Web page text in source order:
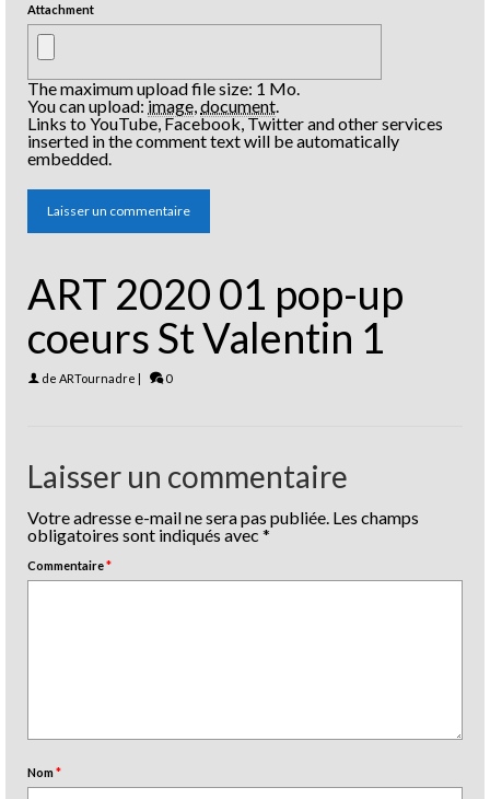
Attachment
The maximum upload file size: 1 Mo.
You can upload:image document
Links to YouTube, Facebook, Twitter and other services
inserted in the comment text will be automatically
embedded.
ART 2020 01 pop-up
coeurs St Valentin 1
de ARTournadre | 0
Laisser un commentaire
Votre adresse e-mail ne sera pas publiée. Les champs
obligatoires sont indiqués avec *
Commentaire*
Nom*